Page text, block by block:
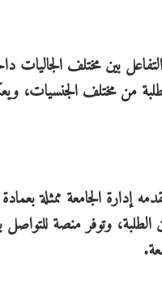
بين مختلف الجاليات
الطلبة من مختلف الجنسيات،
إدارة الجامعة ممثلة
الطلبة، وتوفر منصة للتواصل